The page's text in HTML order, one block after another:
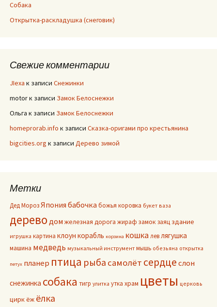
Собака
Открытка-раскладушка (снеговик)
Свежие комментарии
JIexa к записи Снежинки
motorк записи Замок Белоснежки
Ольга к записи Замок Белоснежки
homeprorab.info к записи Сказка-оригами про крестьянина
bigcities.org к записи Дерево зимой
Метки
Дед МорозЯпония бабочкабожья коровка букет ваза
дереводомжелезная дорога жираф замокзаяц здание
игрушка картина клоун корабль корзина кошка левлягушка
машина медведь музыкальный инструмент мышь обезьяна открытка
петух планер птица рыба самолёт сердцеслон
снежинка собака тигр улитка утка храм цветы церковь
циркёж ёлка